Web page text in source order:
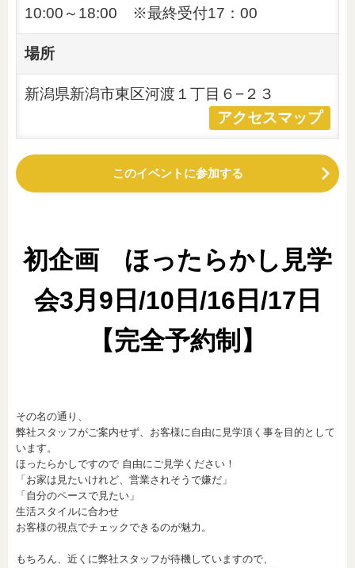
10:00～18:00 ※最終受付17：00
場所
新潟県新潟市東区河渡１丁目６−２３
アクセスマップ
このイベントに参加する
初企画 ほったらかし見学
会3月9日/10日/16日/17日
【完全予約制】
その名の通り、
弊社スタッフがご案内せず、お客様に自由に見学頂く事を目的として
います。
ほったらかしですので 自由にご見学ください！
「お家は見たいけれど、営業されそうで嫌だ」
「自分のペースで見たい」
生活スタイルに合わせ
お客様の視点でチェックできるのが魅力。
もちろん、近くに弊社スタッフが待機していますので、